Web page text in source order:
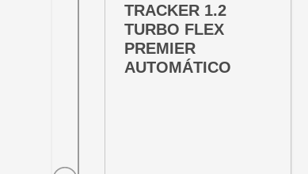
TRACKER 1.2
TURBO FLEX
PREMIER
AUTOMÁTICO